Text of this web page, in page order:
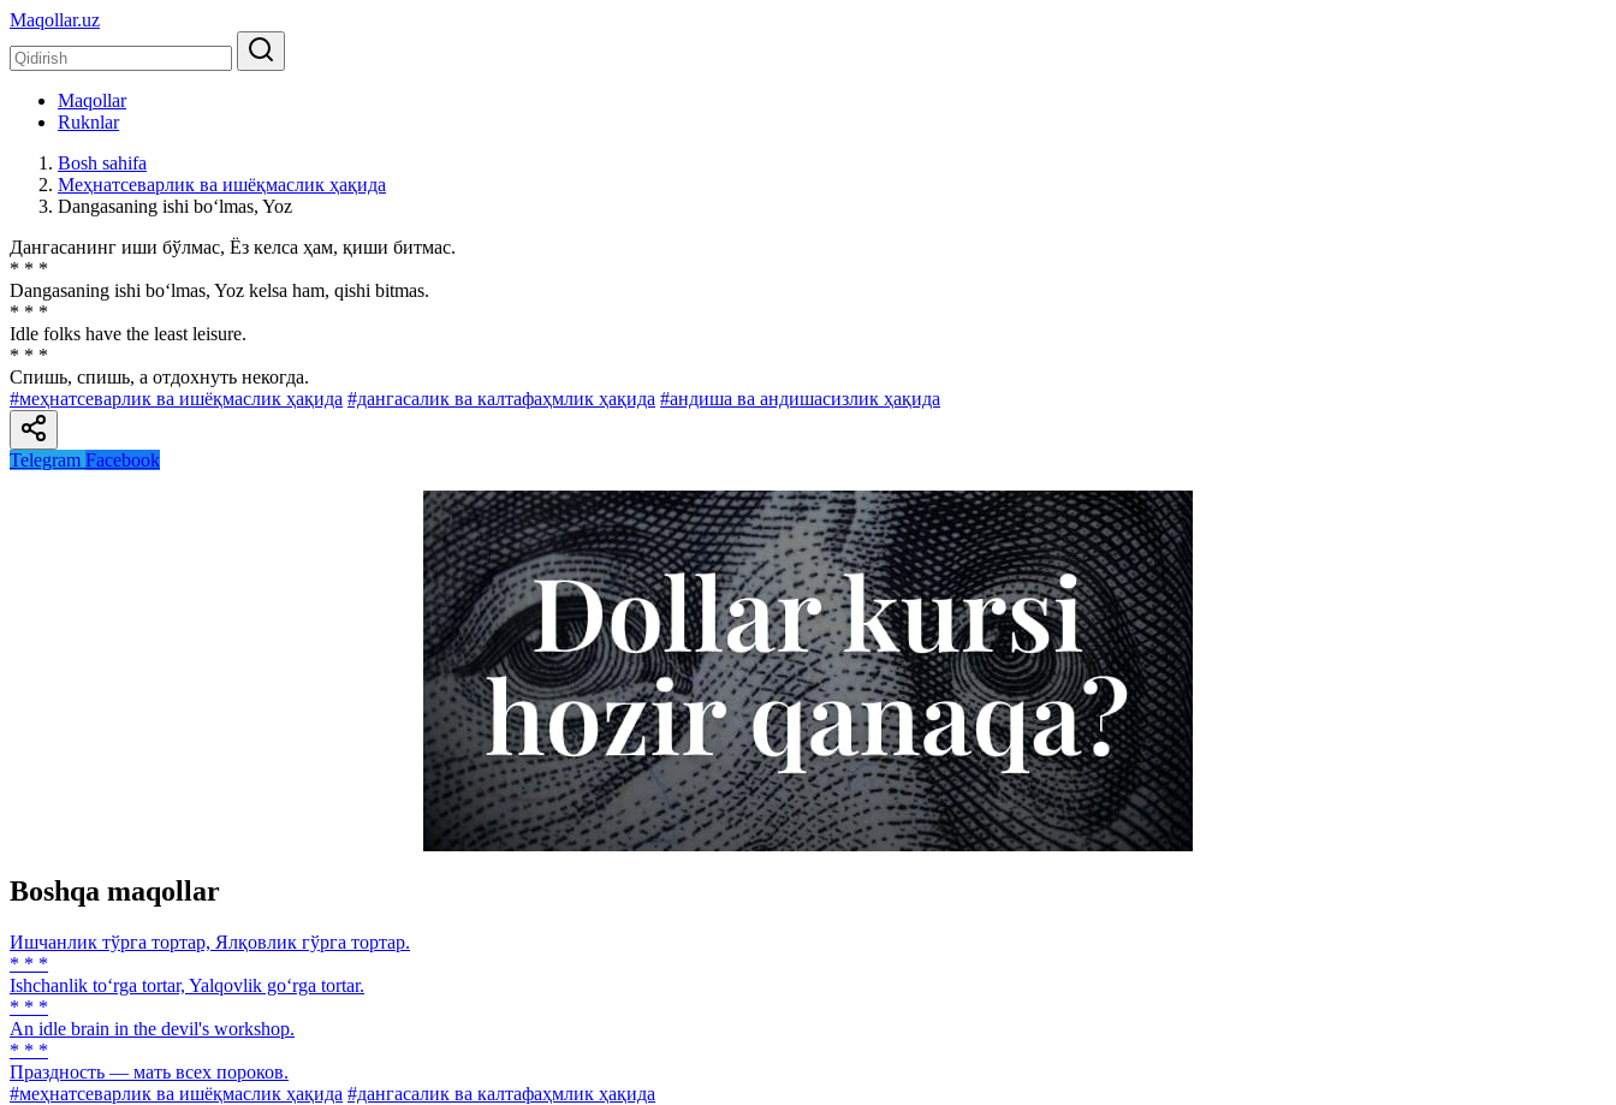
Maqollar.uz
Maqollar
Ruknlar
Bosh sahifa
Меҳнатсеварлик ва ишёқмаслик ҳақида
Dangasaning ishi bo‘lmas, Yoz
Дангасанинг иши бўлмас, Ёз келса ҳам, қиши битмас.
* * *
Dangasaning ishi bo‘lmas, Yoz kelsa ham, qishi bitmas.
* * *
Idle folks have the least leisure.
* * *
Спишь, спишь, а отдохнуть некогда.
#меҳнатсеварлик ва ишёқмаслик ҳақида #дангасалик ва калтафаҳмлик ҳақида #андиша ва андишасизлик ҳақида
Telegram Facebook
Boshqa maqollar
Ишчанлик тўрга тортар, Ялқовлик гўрга тортар.
* * *
Ishchanlik to‘rga tortar, Yalqovlik go‘rga tortar.
* * *
An idle brain in the devil's workshop.
* * *
Праздность — мать всех пороков.
#меҳнатсеварлик ва ишёқмаслик ҳақида #дангасалик ва калтафаҳмлик ҳақида